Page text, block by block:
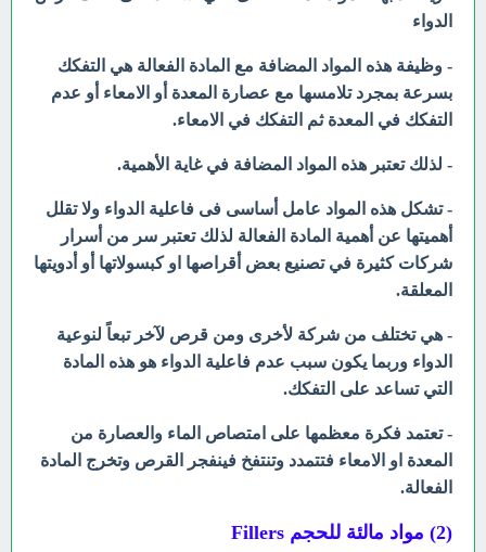
الدواء
- وظيفة هذه المواد المضافة مع المادة الفعالة هي التفكك
بسرعة بمجرد تلامسها مع عصارة المعدة أو الامعاء أو عدم
التفكك في المعدة ثم التفكك في الامعاء.
- لذلك تعتبر هذه المواد المضافة في غاية الأهمية.
- تشكل هذه المواد عامل أساسى فى فاعلية الدواء ولا تقلل
أهميتها عن أهمية المادة الفعالة لذلك تعتبر سر من أسرار
شركات كثيرة في تصنيع بعض أقراصها او كبسولاتها أو أدويتها
المعلقة.
- هي تختلف من شركة لأخرى ومن قرص لآخر تبعاً لنوعية
الدواء وربما يكون سبب عدم فاعلية الدواء هو هذه المادة
التي تساعد على التفكك.
- تعتمد فكرة معظمها على امتصاص الماء والعصارة من
المعدة او الامعاء فتتمدد وتنتفخ فينفجر القرص وتخرج المادة
الفعالة.
(2) مواد مالئة للحجم Fillers